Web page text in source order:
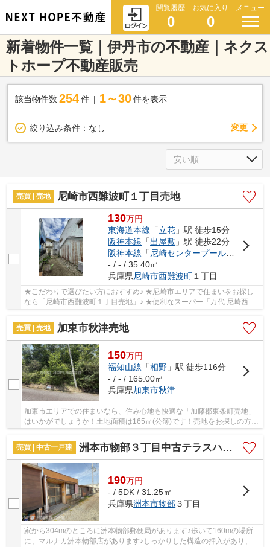
閲覧履歴
0
お気に入り
0
メニュー
新着物件一覧｜伊丹市の不動産｜ネクス
トホープ不動産販売
該当物件数 254件 1～30 件を表示
絞り込み条件： なし 変更
売買 | 売地 尼崎市西難波町１丁目売地
130万円
東海道本線 「立花 」駅 徒歩15分
阪神本線 「出屋敷 」駅 徒歩22分
阪神本線 「尼崎センタープール前
」駅 徒
- / - / 35.40㎡
兵庫県尼崎市西難波町１丁目
★こだわりで選びたい方におすすめ♪ ★尼崎市エリアで住まいをお探し
なら「尼崎市西難波町１丁目売地」♪ ★便利なスーパー「万代 尼崎西
売買 | 売地
加東市秋津売地
150万円
福知山線 「相野 」駅 徒歩116分
- / - / 165.00㎡
兵庫県加東市秋津
加東市エリアでの住まいなら、住み心地も快適な「加藤郡東条町売地」
はいかがでしょうか！土地面積は165㎡(公簿)です！売地をお探しの方に
売買 | 中古一戸建
洲本市物部３丁目中古テラスハウス
190万円
- / 5DK / 31.25㎡
兵庫県洲本市物部３丁目
家から304mのところに洲本物部郵便局があります♪歩いて160mの場所
に、マルナカ洲本物部店があります♪しっかりした構造の押入があり、重